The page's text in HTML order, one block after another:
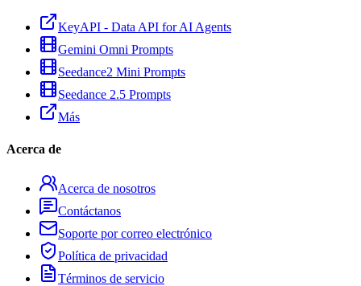
KeyAPI - Data API for AI Agents
Gemini Omni Prompts
Seedance2 Mini Prompts
Seedance 2.5 Prompts
Más
Acerca de
Acerca de nosotros
Contáctanos
Soporte por correo electrónico
Política de privacidad
Términos de servicio